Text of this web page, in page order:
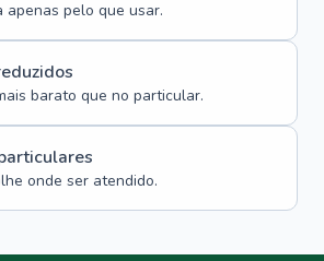
apenas pelo que usar.
barato que no particular.
onde ser atendido.